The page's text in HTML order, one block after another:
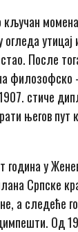
После
стиче
његов пут
година у
Српске
а следеће
Од